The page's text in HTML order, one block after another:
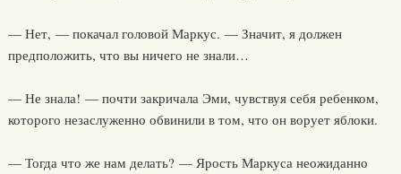
— Нет, — покачал головой Маркус. — Значит, я должен
предположить, что вы ничего не знали…
— Не знала! — почти закричала Эми, чувствуя себя ребенком,
которого незаслуженно обвинили в том, что он ворует яблоки.
— Тогда что же нам делать? — Ярость Маркуса неожиданно